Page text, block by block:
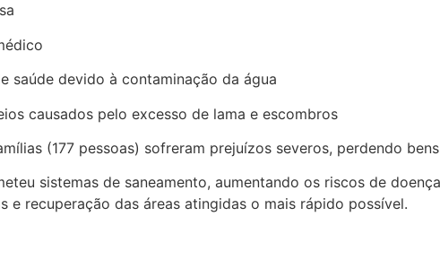
saúde devido à contaminação da água
causados pelo excesso de lama e escombros
(177 pessoas) sofreram prejuízos severos, perdendo
sistemas de saneamento, aumentando os riscos de
recuperação das áreas atingidas o mais rápido possível.